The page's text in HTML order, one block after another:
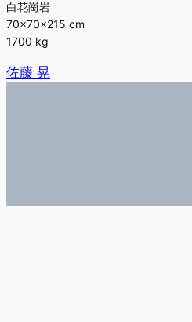
白花崗岩
70×70×215 cm
1700 kg
佐藤 晃